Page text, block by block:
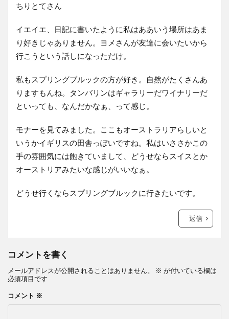
ちりとてさん
イエイエ、日記に書いたように私はああいう場所はあま
り好きじゃありません。ヨメさんが友達に会いたいから
行こうという話しになっただけ。
私もスプリングブルックの方が好き。自然がたくさんあ
りますもんね。タンバリンはギャラリーだワイナリーだ
といっても、なんだかなぁ、って感じ。
モナーを見てみました。ここもオーストラリアらしいと
いうかイギリスの田舎っぽいですね。私はいささかこの
手の雰囲気には飽きていまして、どうせならスイスとか
オーストリアみたいな感じがいいなぁ。
どうせ行くならスプリングブルックに行きたいです。
返信
コメントを書く
メールアドレスが公開されることはありません。 ※ が付いている欄は
必須項目です
コメント ※